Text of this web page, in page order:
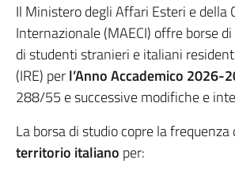
Il Ministero degli Affari Esteri e della
Internazionale (MAECI) offre borse
di studenti stranieri e italiani
(IRE) perl’Anno Accademico 2026-
288/55 e successive modifiche e
La borsa di studio copre la frequenza
territorio italiano per: